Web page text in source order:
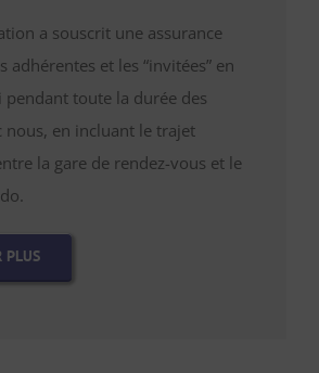
a souscrit une assurance
adhérentes et les “invitées” en
pendant toute la durée des
nous, en incluant le trajet
la gare de rendez-vous et le
PLUS